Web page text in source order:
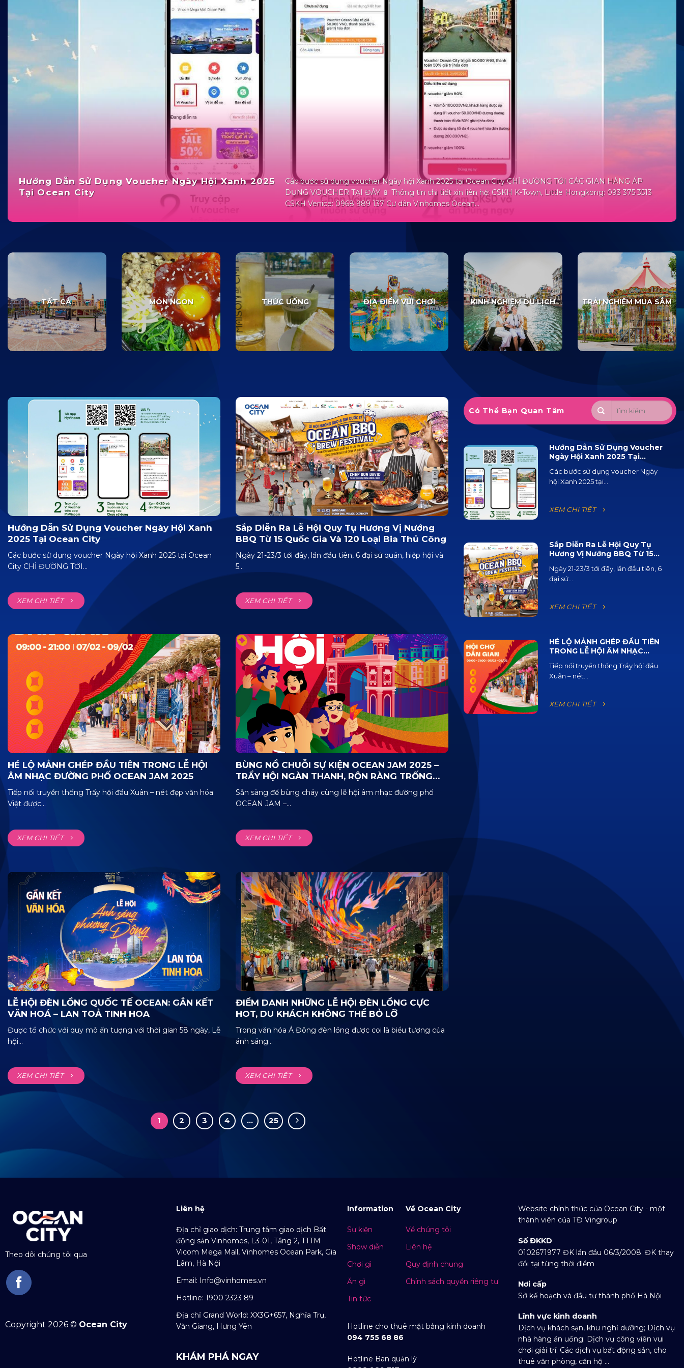
Hướng Dẫn Sử Dụng Voucher Ngày Hội Xanh 2025
Tại Ocean City
Các bước sử dụng voucher Ngày hội Xanh 2025 tại Ocean City CHỈ ĐƯỜNG TỚI CÁC GIAN HÀNG ÁP
DỤNG VOUCHER TẠI ĐÂY 📱 Thông tin chi tiết xin liên hệ: CSKH K-Town, Little Hongkong: 093 375 3513
CSKH Venice: 0968 989 137 Cư dân Vinhomes Ocean...
TẤT CẢ MÓN NGON THỨC UỐNG ĐỊA ĐIỂM VUI CHƠI KINH NGHIỆM DU LỊCH TRẢI NGHIỆM MUA SẮM
Hướng Dẫn Sử Dụng Voucher Ngày Hội Xanh
2025 Tại Ocean City
Các bước sử dụng voucher Ngày hội Xanh 2025 tại Ocean
City CHỈ ĐƯỜNG TỚI...
XEM CHI TIẾT
Sắp Diễn Ra Lễ Hội Quy Tụ Hương Vị Nướng
BBQ Từ 15 Quốc Gia Và 120 Loại Bia Thủ Công
Ngày 21-23/3 tới đây, lần đầu tiên, 6 đại sứ quán, hiệp hội và
5...
XEM CHI TIẾT
HÉ LỘ MẢNH GHÉP ĐẦU TIÊN TRONG LỄ HỘI
ÂM NHẠC ĐƯỜNG PHỐ OCEAN JAM 2025
Tiếp nối truyền thống Trẩy hội đầu Xuân – nét đẹp văn hóa
Việt được...
XEM CHI TIẾT
BÙNG NỔ CHUỖI SỰ KIỆN OCEAN JAM 2025 –
TRẨY HỘI NGÀN THANH, RỘN RÀNG TRỐNG
CANH!
Sẵn sàng để bùng cháy cùng lễ hội âm nhạc đường phố
OCEAN JAM –...
XEM CHI TIẾT
LỄ HỘI ĐÈN LỒNG QUỐC TẾ OCEAN: GẮN KẾT
VĂN HOÁ – LAN TOẢ TINH HOA
Được tổ chức với quy mô ấn tượng với thời gian 58 ngày, Lễ
hội...
XEM CHI TIẾT
ĐIỂM DANH NHỮNG LỄ HỘI ĐÈN LỒNG CỰC
HOT, DU KHÁCH KHÔNG THỂ BỎ LỠ
Trong văn hóa Á Đông đèn lồng được coi là biểu tượng của
ánh sáng...
XEM CHI TIẾT
1 2 3 4 … 25
Có Thể Bạn Quan Tâm
Hướng Dẫn Sử Dụng Voucher
Ngày Hội Xanh 2025 Tại
Các bước sử dụng voucher Ngày
hội Xanh 2025 tại...
XEM CHI TIẾT
Sắp Diễn Ra Lễ Hội Quy Tụ
Hương Vị Nướng BBQ Từ 15
Quốc Gia Và 120 Loại Bia Thủ
Công
Ngày 21-23/3 tới đây, lần đầu tiên, 6
đại sứ...
XEM CHI TIẾT
HÉ LỘ MẢNH GHÉP ĐẦU TIÊN
TRONG LỄ HỘI ÂM NHẠC
2025
Tiếp nối truyền thống Trẩy hội đầu
Xuân – nét...
XEM CHI TIẾT
Theo dõi chúng tôi qua
Copyright 2026 © Ocean City
Liên hệ
Địa chỉ giao dịch: Trung tâm giao dịch Bất
động sản Vinhomes, L3-01, Tầng 2, TTTM
Vicom Mega Mall, Vinhomes Ocean Park, Gia
Lâm, Hà Nội
Email: Info@vinhomes.vn
Hotline: 1900 2323 89
Địa chỉ Grand World: XX3G+657, Nghĩa Trụ,
Văn Giang, Hưng Yên
KHÁM PHÁ NGAY
Information
Sự kiện
Show diễn
Chơi gì
Ăn gì
Tin tức
Về Ocean City
Về chúng tôi
Liên hệ
Quy định chung
Chính sách quyền riêng tư
Hotline cho thuê mặt bằng kinh doanh
094 755 68 86
Hotline Ban quản lý
Website chính thức của Ocean City - một
thành viên của TĐ Vingroup
Số ĐKKD
0102671977 ĐK lần đầu 06/3/2008. ĐK thay
đổi tại từng thời điểm
Nơi cấp
Sở kế hoạch và đầu tư thành phố Hà Nội
Lĩnh vực kinh doanh
Dịch vụ khách sạn, khu nghỉ dưỡng; Dịch vụ
nhà hàng ăn uống; Dịch vụ công viên vui
chơi giải trí; Các dịch vụ bất động sản, cho
thuê văn phòng, căn hộ ...